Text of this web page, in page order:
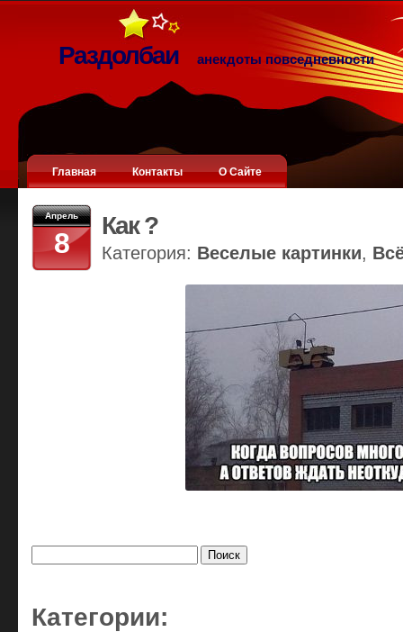
Раздолбаи анекдоты повседневности
Главная Контакты О Сайте
Апрель
8
Как ?
Категория: Веселые картинки,
Категории: